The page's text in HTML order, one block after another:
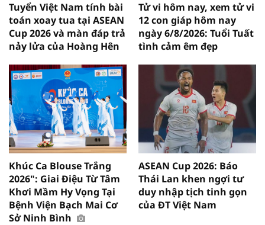
Tuyển Việt Nam tính bài
toán xoay tua tại ASEAN
Cup 2026 và màn đáp trả
nảy lửa của Hoàng Hên
Tử vi hôm nay, xem tử vi
12 con giáp hôm nay
ngày 6/8/2026: Tuổi Tuất
tình cảm êm đẹp
Khúc Ca Blouse Trắng
2026": Giai Điệu Từ Tâm
Khơi Mầm Hy Vọng Tại
Bệnh Viện Bạch Mai Cơ
Sở Ninh Bình
ASEAN Cup 2026: Báo
Thái Lan khen ngợi tư
duy nhập tịch tinh gọn
của ĐT Việt Nam